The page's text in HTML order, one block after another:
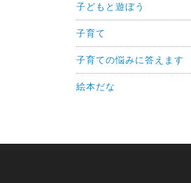
子どもと遊ぼう
子育て
子育ての悩みに答えます
絵本だな